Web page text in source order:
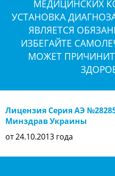
МЕДИЦИНСКИХ
УСТАНОВКА
ЯВЛЯЕТСЯ
ИЗБЕГАЙТЕ
МОЖЕТ
Лицензия Серия АЭ
Минздрав Украины
от 24.10.2013 года